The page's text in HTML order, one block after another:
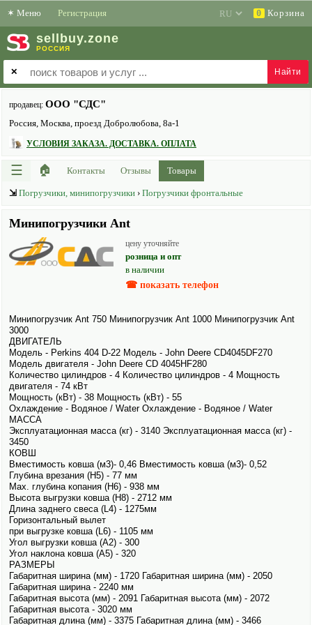
✶ Меню Регистрация 0 Корзина
sell buy.zone
РОССИЯ
✕
продавец: ООО "СДС"
Россия, Москва, проезд Добролюбова, 8а-1
УСЛОВИЯ ЗАКАЗА. ДОСТАВКА. ОПЛАТА
☰ 🏠 Контакты Отзывы Товары
⇲ Погрузчики, минипогрузчики › Погрузчики фронтальные
Минипогрузчики Ant
цену уточняйте
розница и опт
в наличии
☎ показать телефон
Минипогрузчик Ant 750 Минипогрузчик Ant 1000 Минипогрузчик Ant
3000
ДВИГАТЕЛЬ
Модель - Perkins 404 D-22 Модель - John Deere CD4045DF270
Модель двигателя - John Deere CD 4045HF280
Количество цилиндров - 4 Количество цилиндров - 4 Мощность
двигателя - 74 кВт
Мощность (кВт) - 38 Мощность (кВт) - 55
Охлаждение - Водяное / Water Охлаждение - Водяное / Water
МАССА
Эксплуатационная масса (кг) - 3140 Эксплуатационная масса (кг) -
3450
КОВШ
Вместимость ковша (м3)- 0,46 Вместимость ковша (м3)- 0,52
Глубина врезания (Н5) - 77 мм
Мax. глубина копания (Н6) - 938 мм
Высота выгрузки ковша (Н8) - 2712 мм
Длина заднего свеса (L4) - 1275мм
Горизонтальный вылет
при выгрузке ковша (L6) - 1105 мм
Угол выгрузки ковша (A2) - 300
Угол наклона ковша (A5) - 320
РАЗМЕРЫ
Габаритная ширина (мм) - 1720 Габаритная ширина (мм) - 2050
Габаритная ширина - 2240 мм
Габаритная высота (мм) - 2091 Габаритная высота (мм) - 2072
Габаритная высота - 3020 мм
Габаритная длина (мм) - 3375 Габаритная длина (мм) - 3466